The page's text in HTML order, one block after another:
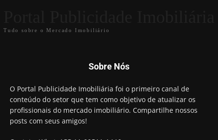
Tudo sobre o Mercado Imobiliário
Sobre Nós
O Portal Publicidade Imobiliária foi o primeiro canal de
conteúdo do setor que tem como objetivo de atualizar os
profissionais do mercado imobiliário. Compartilhe nossos
posts com seus amigos!